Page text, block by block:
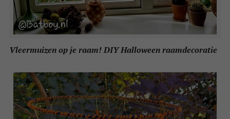
Vleermuizen op je raam! DIY Halloween raamdecoratie